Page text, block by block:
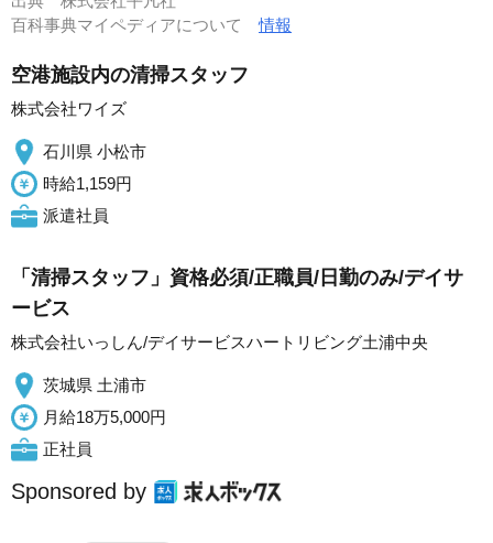
百科事典マイペディアについて情報
空港施設内の清掃スタッフ
株式会社ワイズ
石川県 小松市
時給1,159円
派遣社員
「清掃スタッフ」資格必須/正職員/日勤のみ/デイサ
ービス
株式会社いっしん/デイサービスハートリビング土浦中央
茨城県 土浦市
月給18万5,000円
正社員
Sponsored by